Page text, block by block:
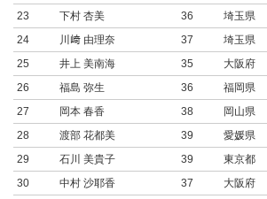
23
下村 杏美 36 埼玉県
24
川﨑 由理奈 37 埼玉県
25
井上 美南海 35 大阪府
26
福島 弥生 36 福岡県
27
岡本 春香 38 岡山県
28
渡部 花都美 39 愛媛県
29
石川 美貴子 39 東京都
30
中村 沙耶香 37 大阪府